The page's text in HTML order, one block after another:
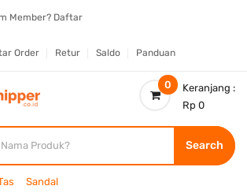
Member? Daftar
Order Retur Saldo Panduan
0
Keranjang :
Rp 0
Search
Sandal